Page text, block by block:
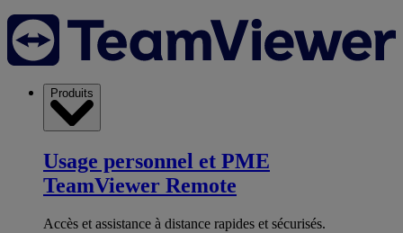
Produits
Usage personnel et PME
TeamViewer Remote
Accès et assistance à distance rapides et sécurisés.